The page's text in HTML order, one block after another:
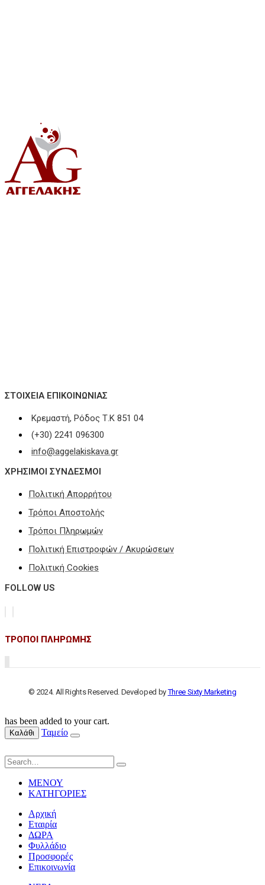
ΣΤΟΙΧΕΊΑ ΕΠΙΚΟΙΝΩΝΊΑΣ
Κρεμαστή, Ρόδος Τ.Κ 851 04
(+30) 2241 096300
info@aggelakiskava.gr
ΧΡΗΣΙΜΟΙ ΣΥΝΔΕΣΜΟΙ
Πολιτική Απορρήτου
Τρόποι Αποστολής
Τρόποι Πληρωμών
Πολιτική Επιστροφών / Ακυρώσεων
Πολιτική Cookies
FOLLOW US
ΤΡΟΠΟΙ ΠΛΗΡΩΜΗΣ
© 2024. All Rights Reserved. Developed byThree Sixty Marketing
has been added to your cart.
Καλάθι Ταμείο
ΜΕΝΟΥ
ΚΑΤΗΓΟΡΙΕΣ
Αρχική
Εταιρία
ΔΩΡΑ
Φυλλάδιο
Προσφορές
Επικοινωνία